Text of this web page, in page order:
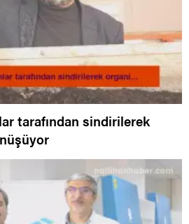
tarafından sindirilerek